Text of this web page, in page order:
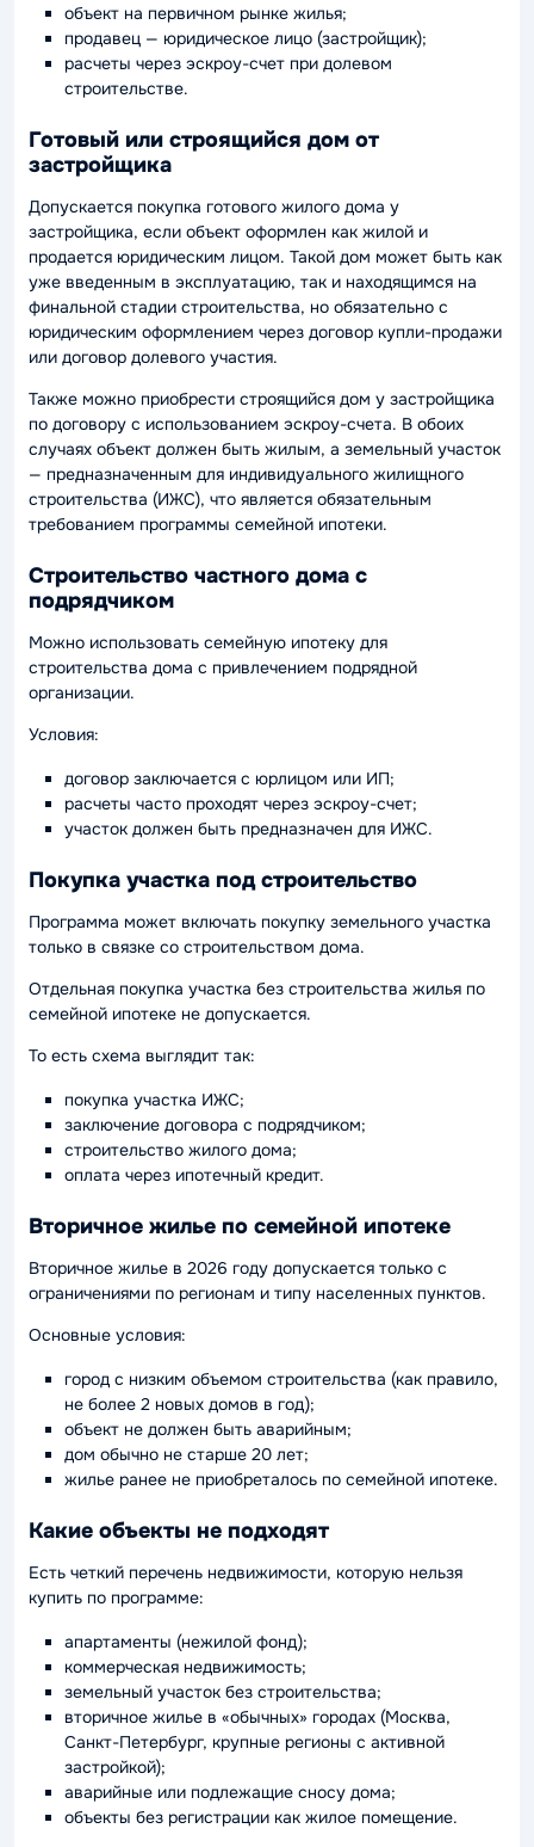
объект на первичном рынке жилья;
продавец — юридическое лицо (застройщик);
расчеты через эскроу-счет при долевом
строительстве.
Готовый или строящийся дом от
застройщика
Допускается покупка готового жилого дома у
застройщика, если объект оформлен как жилой и
продается юридическим лицом. Такой дом может быть как
уже введенным в эксплуатацию, так и находящимся на
финальной стадии строительства, но обязательно с
юридическим оформлением через договор купли-продажи
или договор долевого участия.
Также можно приобрести строящийся дом у застройщика
по договору с использованием эскроу-счета. В обоих
случаях объект должен быть жилым, а земельный участок
— предназначенным для индивидуального жилищного
строительства (ИЖС), что является обязательным
требованием программы семейной ипотеки.
Строительство частного дома с
подрядчиком
Можно использовать семейную ипотеку для
строительства дома с привлечением подрядной
организации.
Условия:
договор заключается с юрлицом или ИП;
расчеты часто проходят через эскроу-счет;
участок должен быть предназначен для ИЖС.
Покупка участка под строительство
Программа может включать покупку земельного участка
только в связке со строительством дома.
Отдельная покупка участка без строительства жилья по
семейной ипотеке не допускается.
То есть схема выглядит так:
покупка участка ИЖС;
заключение договора с подрядчиком;
строительство жилого дома;
оплата через ипотечный кредит.
Вторичное жилье по семейной ипотеке
Вторичное жилье в 2026 году допускается только с
ограничениями по регионам и типу населенных пунктов.
Основные условия:
город с низким объемом строительства (как правило,
не более 2 новых домов в год);
объект не должен быть аварийным;
дом обычно не старше 20 лет;
жилье ранее не приобреталось по семейной ипотеке.
Какие объекты не подходят
Есть четкий перечень недвижимости, которую нельзя
купить по программе:
апартаменты (нежилой фонд);
коммерческая недвижимость;
земельный участок без строительства;
вторичное жилье в «обычных» городах (Москва,
Санкт-Петербург, крупные регионы с активной
застройкой);
аварийные или подлежащие сносу дома;
объекты без регистрации как жилое помещение.